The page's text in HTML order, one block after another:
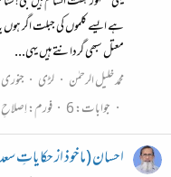
ہے ایسے کلموں کی جبلت اگر ہوں
معتل سبھی گردانتے ہیں یہی...
محمد خلیل الرحمٰن
لڑی جنوری 1، 2022
جوابات: 6 فورم:
احسان (ماخوذ از حکایاتِ